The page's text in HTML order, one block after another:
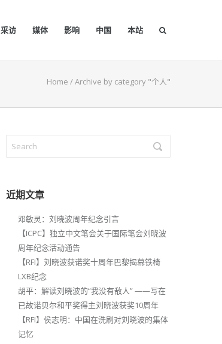
采访 媒体 影响 中国 本站
Home /Archive by category "个人"
近期文章
邓敏灵：刘晓波周年纪念引言
【ICPC】独立中文笔会关于国际笔会刘晓波
周年纪念活动通告
【RFI】刘晓波获诺奖十周年巴黎揭幕铁椅
LXB纪念
胡平：解读刘晓波的“我没有敌人” ——写在
已故诺贝尔和平奖得主刘晓波获奖10周年
【RFI】侯志明：中国在洗刷对刘晓波的集体
记忆